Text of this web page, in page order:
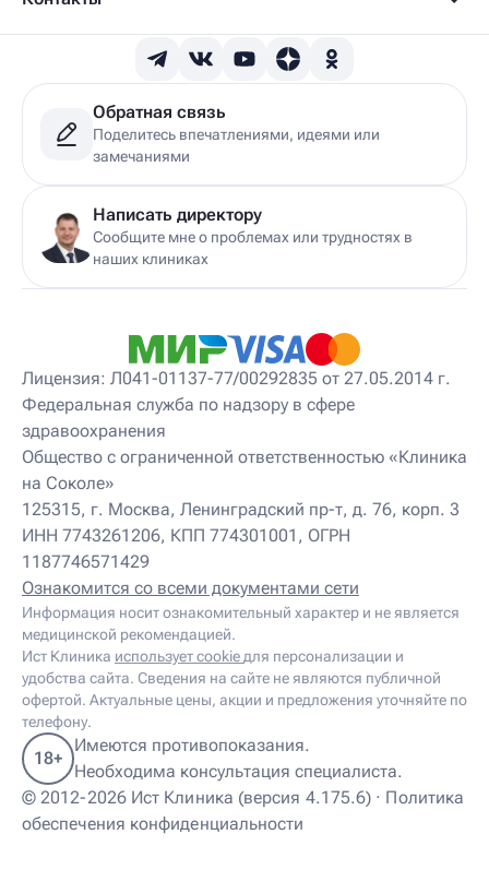
Обратная связь
Поделитесь впечатлениями, идеями или
замечаниями
Написать директору
Сообщите мне о проблемах или трудностях в
наших клиниках
Лицензия: Л041-01137-77/00292835 от 27.05.2014 г.
Федеральная служба по надзору в сфере
здравоохранения
Общество с ограниченной ответственностью «Клиника
на Соколе»
125315, г. Москва, Ленинградский пр-т, д. 76, корп. 3
ИНН 7743261206, КПП 774301001, ОГРН
1187746571429
Ознакомится со всеми документами сети
Информация носит ознакомительный характер и не является
медицинской рекомендацией.
Ист Клиника использует cookie для персонализации и
удобства сайта. Сведения на сайте не являются публичной
офертой. Актуальные цены, акции и предложения уточняйте по
телефону.
© 2012-2026 Ист Клиника (версия 4.175.6) · Политика
обеспечения конфиденциальности
Имеются противопоказания.
Необходима консультация специалиста.
18+